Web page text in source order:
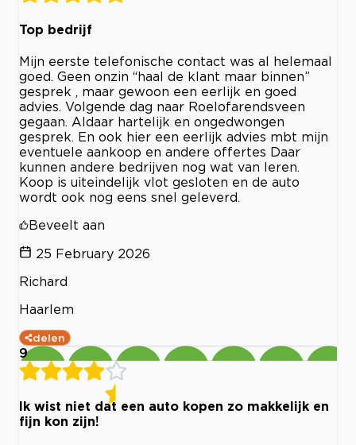
Top bedrijf
Mijn eerste telefonische contact was al helemaal
goed. Geen onzin “haal de klant maar binnen”
gesprek , maar gewoon een eerlijk en goed
advies. Volgende dag naar Roelofarendsveen
gegaan. Aldaar hartelijk en ongedwongen
gesprek. En ook hier een eerlijk advies mbt mijn
eventuele aankoop en andere offertes Daar
kunnen andere bedrijven nog wat van leren.
Koop is uiteindelijk vlot gesloten en de auto
wordt ook nog eens snel geleverd.
Beveelt aan
25 February 2026
Richard
Haarlem
delen
9
Ik wist niet dat een auto kopen zo makkelijk en
fijn kon zijn!